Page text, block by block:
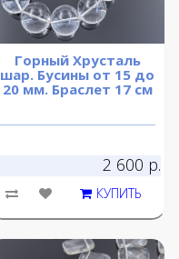
Горный Хрусталь
шар. Бусины от 15 до
20 мм. Браслет 17 см
2 600 р.
КУПИТЬ